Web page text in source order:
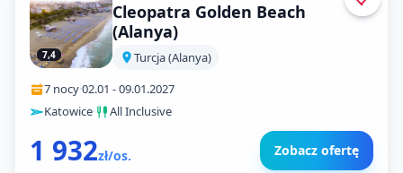
7,4
Cleopatra Golden Beach
(Alanya)
Turcja (Alanya)
7 nocy·02.01 -09.01.2027
Katowice· All Inclusive
1 932zł/os. Zobacz ofertę